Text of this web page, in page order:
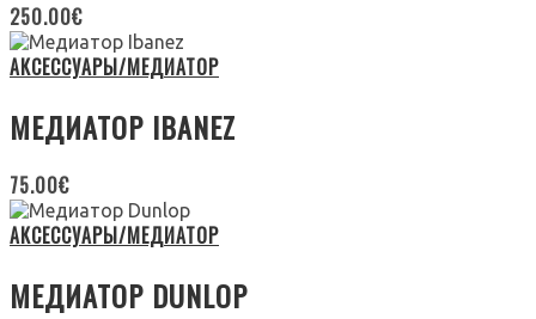
250.00€
АКСЕССУАРЫ/МЕДИАТОР
МЕДИАТОР IBANEZ
75.00€
АКСЕССУАРЫ/МЕДИАТОР
МЕДИАТОР DUNLOP